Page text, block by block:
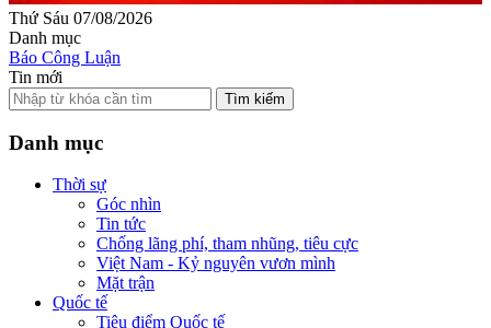
Thứ Sáu 07/08/2026
Danh mục
Báo Công Luận
Tin mới
Tìm kiếm
Danh mục
Thời sự
Góc nhìn
Tin tức
Chống lãng phí, tham nhũng, tiêu cực
Việt Nam - Kỷ nguyên vươn mình
Mặt trận
Quốc tế
Tiêu điểm Quốc tế